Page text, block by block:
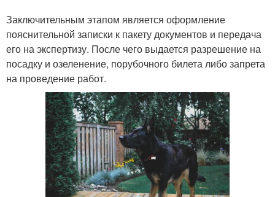
Заключительным этапом является оформление
пояснительной записки к пакету документов и передача
его на экспертизу. После чего выдается разрешение на
посадку и озеленение, порубочного билета либо запрета
на проведение работ.